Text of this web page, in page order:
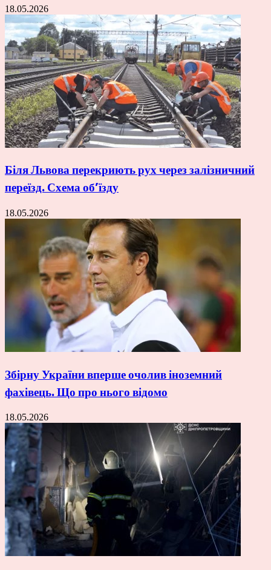
18.05.2026
Біля Львова перекриють рух через залізничний
переїзд. Схема об’їзду
18.05.2026
Збірну України вперше очолив іноземний
фахівець. Що про нього відомо
18.05.2026